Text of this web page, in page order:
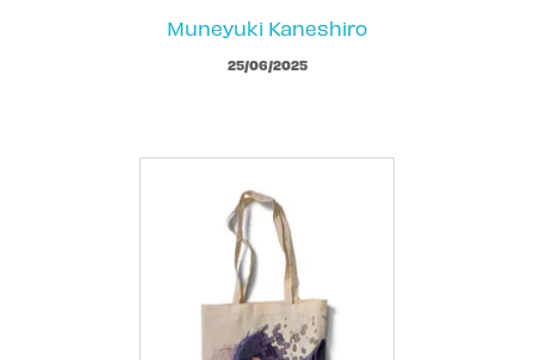
Muneyuki Kaneshiro
25/06/2025